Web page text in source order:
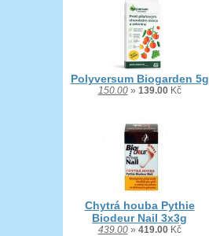
Polyversum Biogarden 5g
150.00» 139.00Kč
Chytrá houba Pythie
Biodeur Nail 3x3g
439.00» 419.00Kč